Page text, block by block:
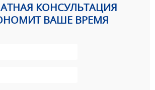
КОНСУЛЬТАЦИЯ
ВАШЕ ВРЕМЯ